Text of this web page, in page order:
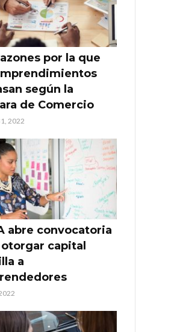
por la que
según la
de Comercio
2022
abre convocatoria
otorgar capital
a